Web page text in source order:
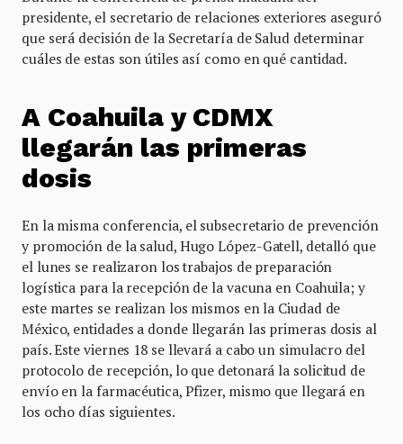
presidente, el secretario de relaciones exteriores aseguró
que será decisión de la Secretaría de Salud determinar
cuáles de estas son útiles así como en qué cantidad.
A Coahuila y CDMX
llegarán las primeras
dosis
En la misma conferencia, el subsecretario de prevención
y promoción de la salud, Hugo López-Gatell, detalló que
el lunes se realizaron los trabajos de preparación
logística para la recepción de la vacuna en Coahuila; y
este martes se realizan los mismos en la Ciudad de
México, entidades a donde llegarán las primeras dosis al
país. Este viernes 18 se llevará a cabo un simulacro del
protocolo de recepción, lo que detonará la solicitud de
envío en la farmacéutica, Pfizer, mismo que llegará en
los ocho días siguientes.